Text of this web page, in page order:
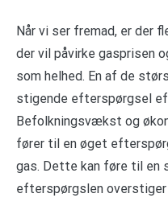
Når vi ser fremad, er der
der vil påvirke gasprisen
som helhed. En af de
stigende efterspørgsel
Befolkningsvækst og
fører til en øget
gas. Dette kan føre til en
efterspørgslen overstiger